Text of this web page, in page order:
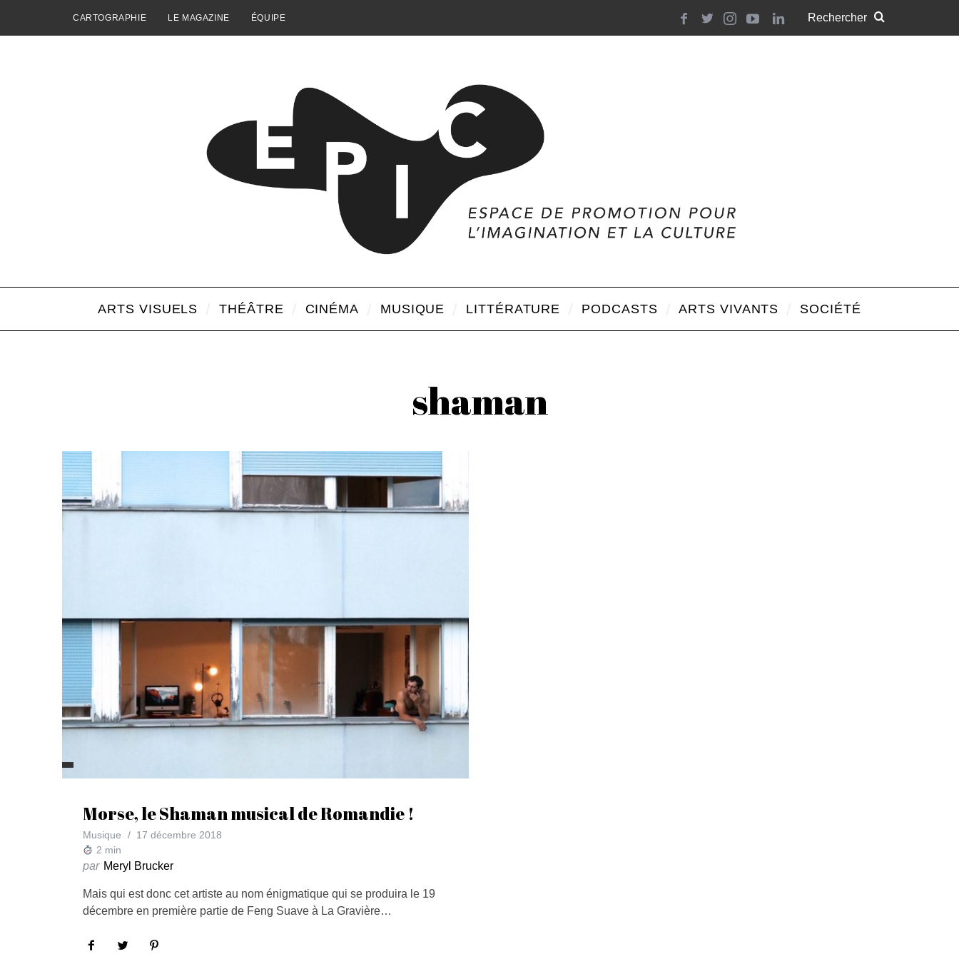
CARTOGRAPHIE LE MAGAZINE ÉQUIPE
ARTS VISUELS THÉÂTRE CINÉMA MUSIQUE LITTÉRATURE PODCASTS ARTS VIVANTS SOCIÉTÉ
shaman
Morse, le Shaman musical de Romandie !
Musique
17 décembre 2018
2 min
par Meryl Brucker
Mais qui est donc cet artiste au nom énigmatique qui se produira le 19
décembre en première partie de Feng Suave à La Gravière…